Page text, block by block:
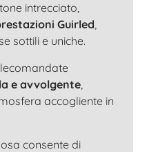
intrecciato,
Guirled,
sottili e uniche.
e avvolgente,
accogliente in
consente di